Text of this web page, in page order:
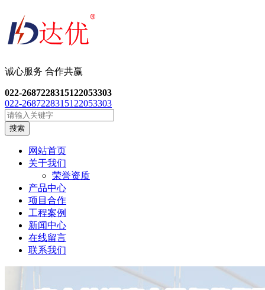
诚心服务 合作共赢
022-2687228315122053303
022-2687228315122053303
搜索
网站首页
关于我们
荣誉资质
产品中心
项目合作
工程案例
新闻中心
在线留言
联系我们